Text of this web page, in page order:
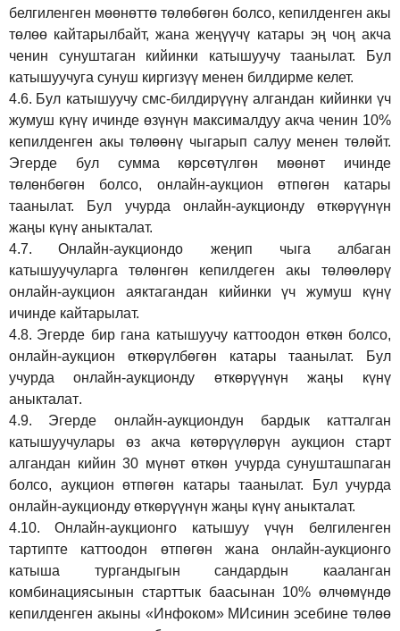
белгиленген мөөнөттө төлөбөгөн болсо, кепилденген акы
төлөө кайтарылбайт, жана жеңүүчү катары эң чоң акча
ченин сунуштаган кийинки катышуучу таанылат. Бул
катышуучуга сунуш киргизүү менен билдирме келет.
4.6. Бул катышуучу смс-билдирүүнү алгандан кийинки үч
жумуш күнү ичинде өзүнүн максималдуу акча ченин 10%
кепилденген акы төлөөнү чыгарып салуу менен төлөйт.
Эгерде бул сумма көрсөтүлгөн мөөнөт ичинде
төлөнбөгөн болсо, онлайн-аукцион өтпөгөн катары
таанылат. Бул учурда онлайн-аукционду өткөрүүнүн
жаңы күнү аныкталат.
4.7.
Онлайн-аукциондо жеңип чыга албаган
катышуучуларга төлөнгөн кепилдеген акы төлөөлөрү
онлайн-аукцион аяктагандан кийинки үч жумуш күнү
ичинде кайтарылат.
4.8. Эгерде бир гана катышуучу каттоодон өткөн болсо,
онлайн-аукцион өткөрүлбөгөн катары таанылат.
Бул
учурда онлайн-аукционду өткөрүүнүн жаңы күнү
аныкталат.
4.9.
Эгерде онлайн-аукциондун бардык катталган
катышуучулары өз акча көтөрүүлөрүн аукцион старт
алгандан кийин 30 мүнөт өткөн учурда сунушташпаган
болсо, аукцион өтпөгөн катары таанылат. Бул учурда
онлайн-аукционду өткөрүүнүн жаңы күнү аныкталат.
4.10.
Онлайн-аукционго катышуу үчүн белгиленген
тартипте каттоодон өтпөгөн жана онлайн-аукционго
катыша тургандыгын сандардын кааланган
комбинациясынын старттык баасынан 10% өлчөмүндө
кепилденген акыны «Инфоком» МИсинин эсебине төлөө